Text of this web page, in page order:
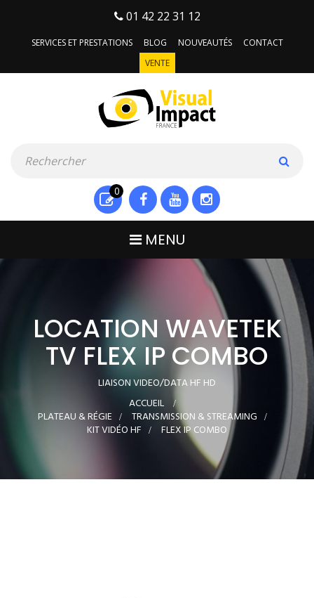
01 42 22 31 12
SERVICES ET PRESTATIONS BLOG NOUVEAUTÉS
CONTACT
VENTE
0
MENU
LOCATION WAVETEK
TV FLEX IP COMBO
LIAISON VIDEO/DATA HF HD
ACCUEIL >
PLATEAU & RÉGIE > TRANSMISSION & STREAMING >
KIT VIDÉO HF > FLEX IP COMBO